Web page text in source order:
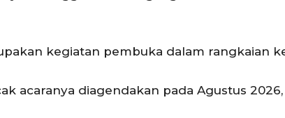
kegiatan pembuka dalam rangkaian
acaranya diagendakan pada Agustus